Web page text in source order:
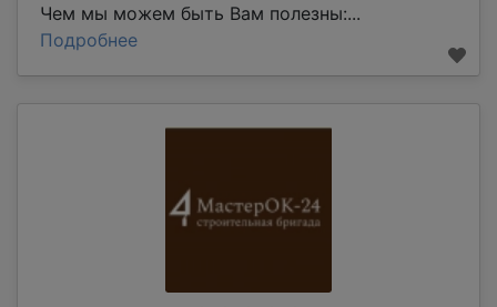
Чем мы можем быть Вам полезны:...
Подробнее